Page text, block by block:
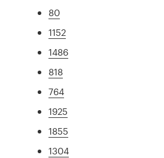
80
1152
1486
818
764
1925
1855
1304